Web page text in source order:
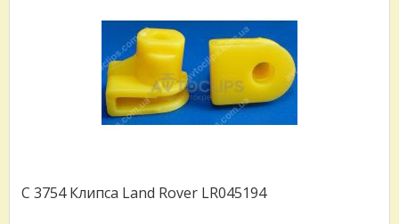
C 3754 Клипса Land Rover LR045194